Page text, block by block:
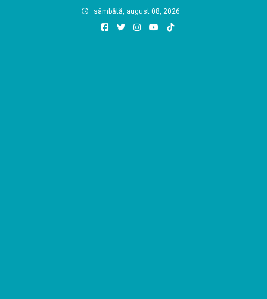
sâmbătă, august 08, 2026